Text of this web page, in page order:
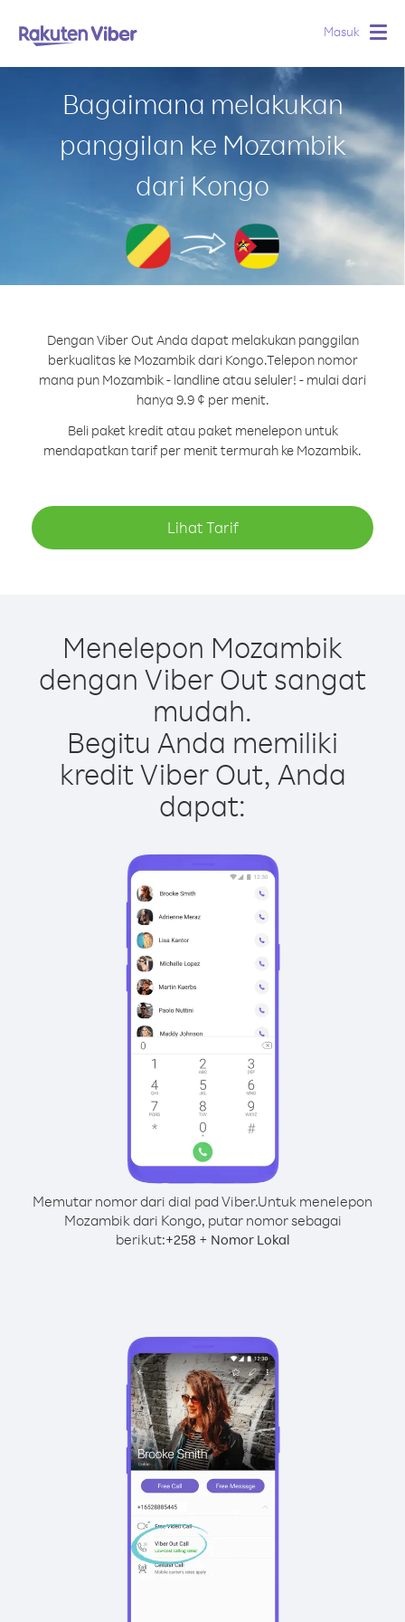
Masuk
Bagaimana melakukan
panggilan ke Mozambik
dari Kongo
Dengan Viber Out Anda dapat melakukan panggilan
berkualitas ke Mozambik dari Kongo.Telepon nomor
mana pun Mozambik - landline atau seluler! - mulai dari
hanya 9.9 ¢ per menit.
Beli paket kredit atau paket menelepon untuk
mendapatkan tarif per menit termurah ke Mozambik.
Lihat Tarif
Menelepon Mozambik
dengan Viber Out sangat
mudah.
Begitu Anda memiliki
kredit Viber Out, Anda
dapat:
Memutar nomor dari dial pad Viber.Untuk menelepon
Mozambik dari Kongo, putar nomor sebagai
berikut:+258 + Nomor Lokal